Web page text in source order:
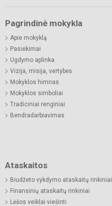
Pagrindinė mokykla
Apie mokyklą
Pasiekimai
Ugdymo aplinka
Vizija, misija, vertybės
Mokyklos himnas
Mokyklos simboliai
Tradiciniai renginiai
Bendradarbiavimas
Ataskaitos
Biudžeto vykdymo ataskaitų rinkiniai
Finansinių ataskaitų rinkiniai
Lėšos veiklai viešinti